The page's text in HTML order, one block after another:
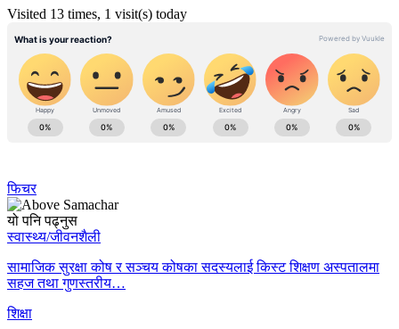
Visited 13 times, 1 visit(s) today
फिचर
यो पनि पढ्नुस
स्वास्थ्य/जीवनशैली
सामाजिक सुरक्षा कोष र सञ्चय कोषका सदस्यलाई किस्ट शिक्षण अस्पतालमा
सहज तथा गुणस्तरीय…
शिक्षा